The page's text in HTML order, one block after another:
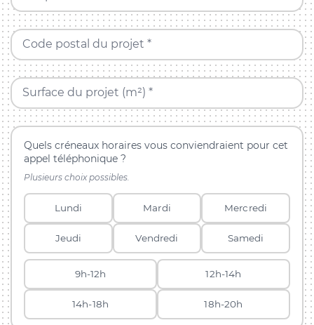
Code postal du projet *
Surface du projet (m²) *
Quels créneaux horaires vous conviendraient pour cet
appel téléphonique ?
Plusieurs choix possibles.
Lundi Mardi Mercredi
Jeudi Vendredi Samedi
9h-12h 12h-14h
14h-18h 18h-20h